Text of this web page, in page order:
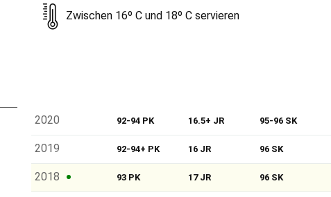
Zwischen 16º C und 18º C servieren
2020 92-94 PK 16.5+ JR 95-96 SK
2019 92-94+ PK 16 JR 96 SK
2018 93 PK 17 JR 96 SK